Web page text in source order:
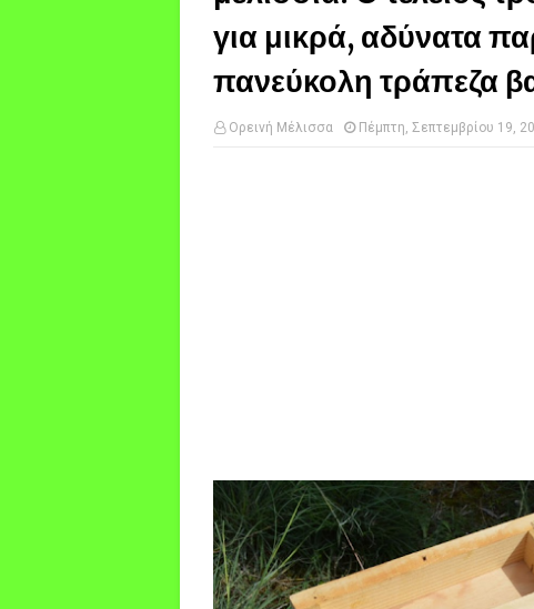
για μικρά, αδύνατα
πανεύκολη τράπεζα
Ορεινή Μέλισσα Πέμπτη, Σεπτεμβρίου 19,